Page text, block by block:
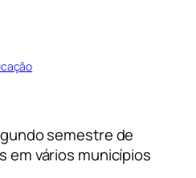
semestre de
em vários municípios